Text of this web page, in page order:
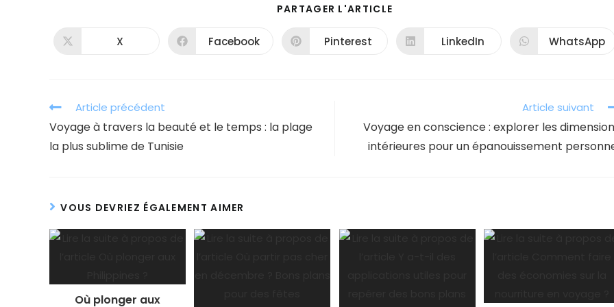
PARTAGER L'ARTICLE
CONTENU
Ouvrir
X Ouvrir
Facebook Ouvrir
Pinterest Ouvrir
LinkedIn Ouvrir
WhatsApp
Read
articles
Article précédent
Voyage à travers la beauté et le temps : la plage
la plus sublime de Tunisie
Article suivant
Voyage en conscience : explorer les
intérieures pour un épanouissement
VOUS DEVRIEZ ÉGALEMENT AIMER
Où plonger aux